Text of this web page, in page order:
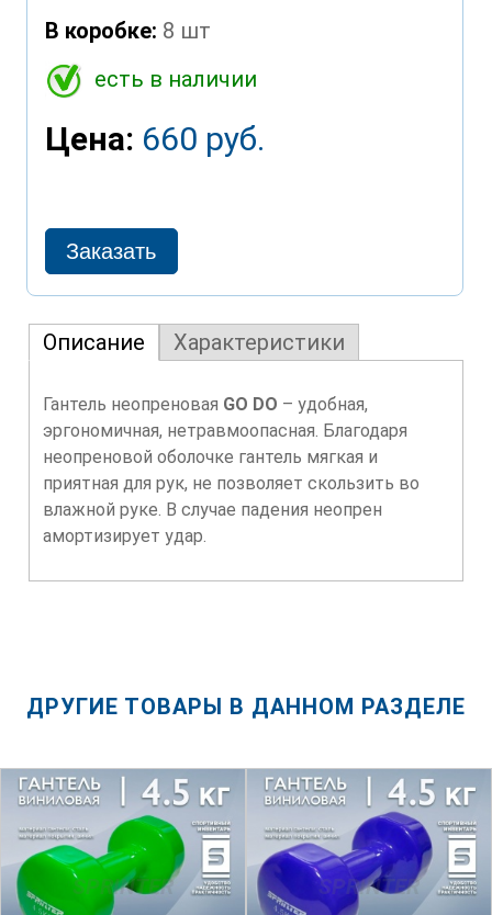
В коробке: 8 шт
есть в наличии
Цена: 660 руб.
Описание Характеристики
Гантель неопреновая GO DO – удобная,
эргономичная, нетравмоопасная. Благодаря
неопреновой оболочке гантель мягкая и
приятная для рук, не позволяет скользить во
влажной руке. В случае падения неопрен
амортизирует удар.
ДРУГИЕ ТОВАРЫ В ДАННОМ РАЗДЕЛЕ
SPRINTER SPRINTER